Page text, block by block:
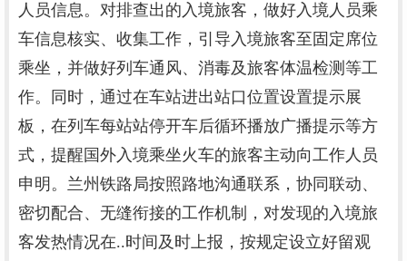
人员信息。对排查出的入境旅客，做好入境人员乘
车信息核实、收集工作，引导入境旅客至固定席位
乘坐，并做好列车通风、消毒及旅客体温检测等工
作。同时，通过在车站进出站口位置设置提示展
板，在列车每站站停开车后循环播放广播提示等方
式，提醒国外入境乘坐火车的旅客主动向工作人员
申明。兰州铁路局按照路地沟通联系，协同联动、
密切配合、无缝衔接的工作机制，对发现的入境旅
客发热情况在..时间及时上报，按规定设立好留观